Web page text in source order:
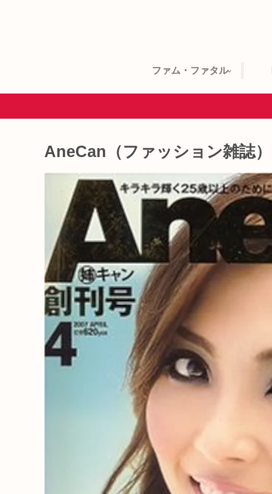
ファム・ファタル
AneCan（ファッション雑誌）